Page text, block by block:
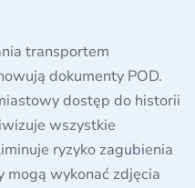
transportem
dokumenty POD.
dostęp do historii
wszystkie
ryzyko zagubienia
mogą wykonać zdjęcia